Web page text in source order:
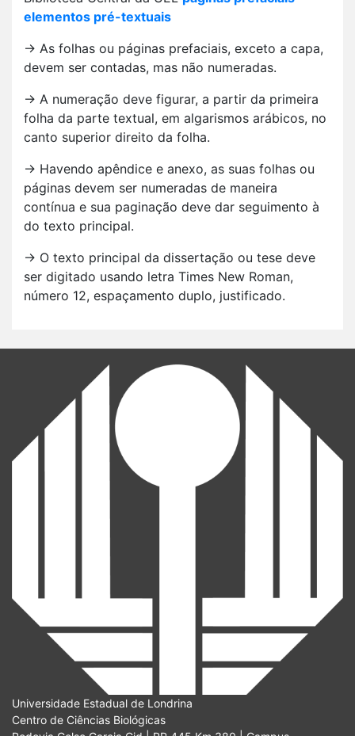
elementos pré-textuais
→ As folhas ou páginas prefaciais, exceto a capa,
devem ser contadas, mas não numeradas.
→ A numeração deve figurar, a partir da primeira
folha da parte textual, em algarismos arábicos, no
canto superior direito da folha.
→ Havendo apêndice e anexo, as suas folhas ou
páginas devem ser numeradas de maneira
contínua e sua paginação deve dar seguimento à
do texto principal.
→ O texto principal da dissertação ou tese deve
ser digitado usando letra Times New Roman,
número 12, espaçamento duplo, justificado.
Universidade Estadual de Londrina
Centro de Ciências Biológicas